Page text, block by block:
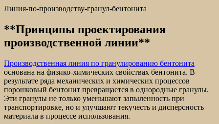
Линия-по-производству-гранул-бентонита
**Принципы проектирования
производственной линии**
Производственная линия по гранулированию бентонита
основана на физико-химических свойствах бентонита. В
результате ряда механических и химических процессов
порошковый бентонит превращается в однородные гранулы.
Эти гранулы не только уменьшают запыленность при
транспортировке, но и улучшают текучесть и дисперсность
материала в процессе использования.